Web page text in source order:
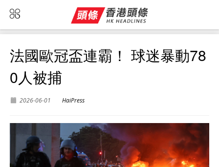
法國歐冠盃連霸！ 球迷暴動78
0人被捕
2026-06-01 HaiPress